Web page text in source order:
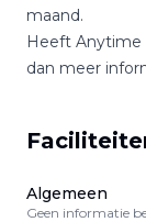
maand.
Heeft Anytime
dan meer
Algemeen
Geen informatie